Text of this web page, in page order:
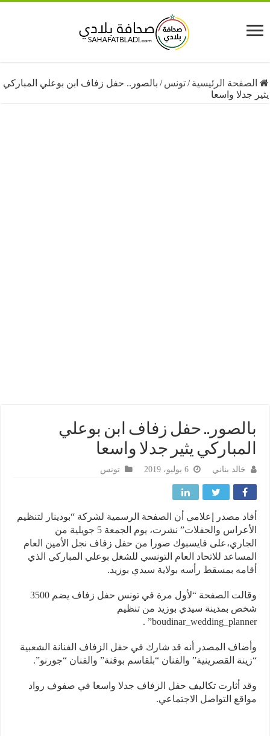
الرئيسية /تونس /بالصور.. حفل زفاف ابن بوعلي المباركي
واسعا
حفل زفاف ابن بوعلي
يثير جدلا واسعا
خالد بناني تونس
مصدر إعلامي أن الصفحة الرسمية لشركة “بودينار لتنظيم
الأعراس والحفلات” نشرت، يوم الجمعة 5 جويلية من
فايسبوك صورا من حفل زفاف نجل الأمين العام
للاتحاد العام التونسي للشغل بوعلي المباركي الذي
بمسقط رأسه بولاية سيدي بوزيد.
وقالت الصفحة “لأول مرة في تونس حفل زفاف يضم 3500
بمدينة سيدي بوزيد من تنظيم
المصدر أنه قد شارك في حفل الزفاف الفنانة الشعبية
القصرينية” والفنان “بلقاسم بوقنة” والفنان “جورنو”.
أثارت تكاليف حفل الزفاف جدلا واسعا في صفوف رواد
التواصل الاجتماعي.